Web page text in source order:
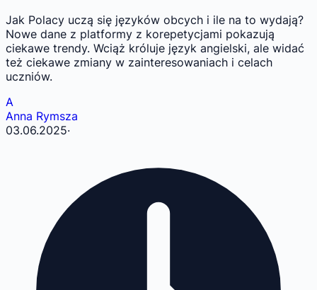
Jak Polacy uczą się języków obcych i ile na to wydają?
Nowe dane z platformy z korepetycjami pokazują
ciekawe trendy. Wciąż króluje język angielski, ale widać
też ciekawe zmiany w zainteresowaniach i celach
uczniów.
A
Anna Rymsza
03.06.2025·